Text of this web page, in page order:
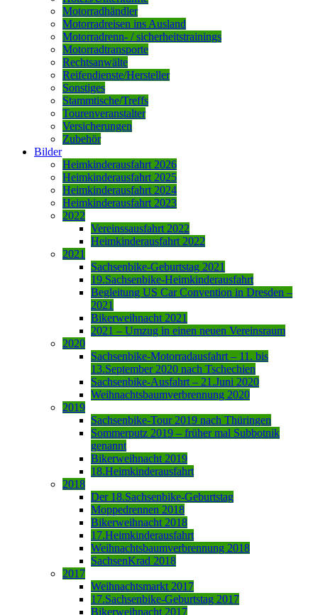
Motorradhändler
Motorradreisen ins Ausland
Motorradrenn- / sicherheitstrainings
Motorradtransporte
Rechtsanwälte
Reifendienste/Hersteller
Sonstiges
Stammtische/Treffs
Tourenveranstalter
Versicherungen
Zubehör
Bilder
Heimkinderausfahrt 2026
Heimkinderausfahrt 2025
Heimkinderausfahrt 2024
Heimkinderausfahrt 2023
2022
Vereinssausfahrt 2022
Heimkinderausfahrt 2022
2021
Sachsenbike-Geburtstag 2021
19.Sachsenbike-Heimkinderausfahrt
Begleitung US Car Convention in Dresden –
2021
Bikerweihnacht 2021
2021 – Umzug in einen neuen Vereinsraum
2020
Sachsenbike-Motorradausfahrt – 11. bis
13.September 2020 nach Tschechien
Sachsenbike-Ausfahrt – 21.Juni 2020
Weihnachtsbaumverbrennung 2020
2019
Sachsenbike-Tour 2019 nach Thüringen
Sommerputz 2019 – früher mal Subbotnik
genannt
Bikerweihnacht 2019
18.Heimkinderausfahrt
2018
Der 18.Sachsenbike-Geburtstag
Moppedrennen 2018
Bikerweihnacht 2018
17.Heimkinderausfahrt
Weihnachtsbaumverbrennung 2018
SachsenKrad 2018
2017
Weihnachtsmarkt 2017
17.Sachsenbike-Geburtstag 2017
Bikerweihnacht 2017